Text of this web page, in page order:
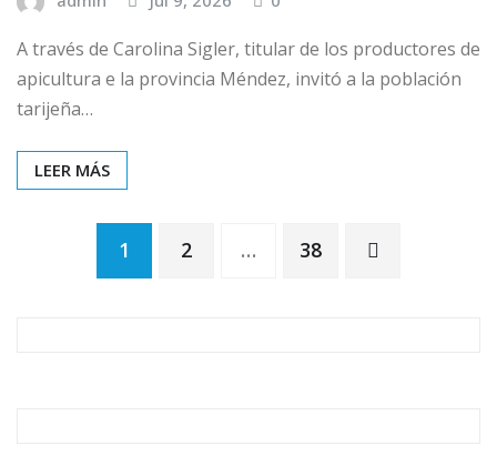
A través de Carolina Sigler, titular de los productores de
apicultura e la provincia Méndez, invitó a la población
tarijeña…
LEER MÁS
Paginación
1 2 … 38